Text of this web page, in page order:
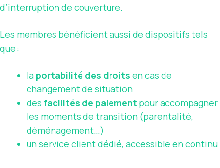
d’interruption de couverture.
Les membres bénéficient aussi de dispositifs tels
que :
la portabilité des droits en cas de
changement de situation
des facilités de paiement pour accompagner
les moments de transition (parentalité,
déménagement…)
un service client dédié, accessible en continu